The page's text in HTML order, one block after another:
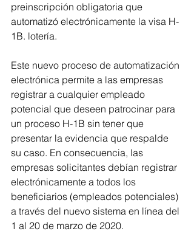
preinscripción obligatoria que
automatizó electrónicamente la visa H-
1B. lotería.
Este nuevo proceso de automatización
electrónica permite a las empresas
registrar a cualquier empleado
potencial que deseen patrocinar para
un proceso H-1B sin tener que
presentar la evidencia que respalde
su caso. En consecuencia, las
empresas solicitantes debían registrar
electrónicamente a todos los
beneficiarios (empleados potenciales)
a través del nuevo sistema en línea del
1 al 20 de marzo de 2020.